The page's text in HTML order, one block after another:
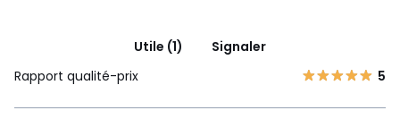
Utile (1)
Signaler
Rapport qualité-prix
5